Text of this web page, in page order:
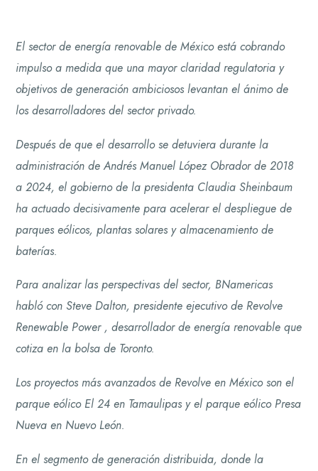
El sector de energía renovable de México está cobrando
impulso a medida que una mayor claridad regulatoria y
objetivos de generación ambiciosos levantan el ánimo de
los desarrolladores del sector privado.
Después de que el desarrollo se detuviera durante la
administración de Andrés Manuel López Obrador de 2018
a 2024, el gobierno de la presidenta Claudia Sheinbaum
ha actuado decisivamente para acelerar el despliegue de
parques eólicos, plantas solares y almacenamiento de
baterías.
Para analizar las perspectivas del sector, BNamericas
habló con Steve Dalton, presidente ejecutivo de Revolve
Renewable Power , desarrollador de energía renovable que
cotiza en la bolsa de Toronto.
Los proyectos más avanzados de Revolve en México son el
parque eólico El 24 en Tamaulipas y el parque eólico Presa
Nueva en Nuevo León.
En el segmento de generación distribuida, donde la